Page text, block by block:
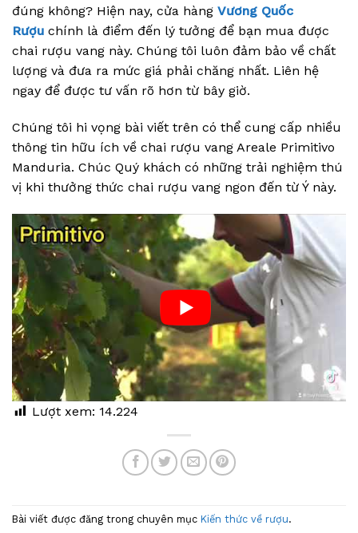
đúng không? Hiện nay, cửa hàng Vương Quốc
Rượu chính là điểm đến lý tưởng để bạn mua được
chai rượu vang này. Chúng tôi luôn đảm bảo về chất
lượng và đưa ra mức giá phải chăng nhất. Liên hệ
ngay để được tư vấn rõ hơn từ bây giờ.
Chúng tôi hi vọng bài viết trên có thể cung cấp nhiều
thông tin hữu ích về chai rượu vang Areale Primitivo
Manduria. Chúc Quý khách có những trải nghiệm thú
vị khi thưởng thức chai rượu vang ngon đến từ Ý này.
Lượt xem: 14.224
Bài viết được đăng trong chuyên mục Kiến thức về rượu.